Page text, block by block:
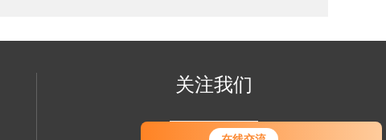
您好！欢迎前来咨询，很高兴为您
关注我们